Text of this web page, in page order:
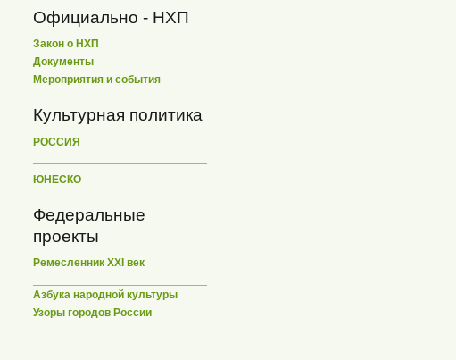
Официально - НХП
Закон о НХП
Документы
Мероприятия и события
Культурная политика
РОССИЯ
ЮНЕСКО
Федеральные
проекты
Ремесленник XXI век
Азбука народной культуры
Узоры городов России